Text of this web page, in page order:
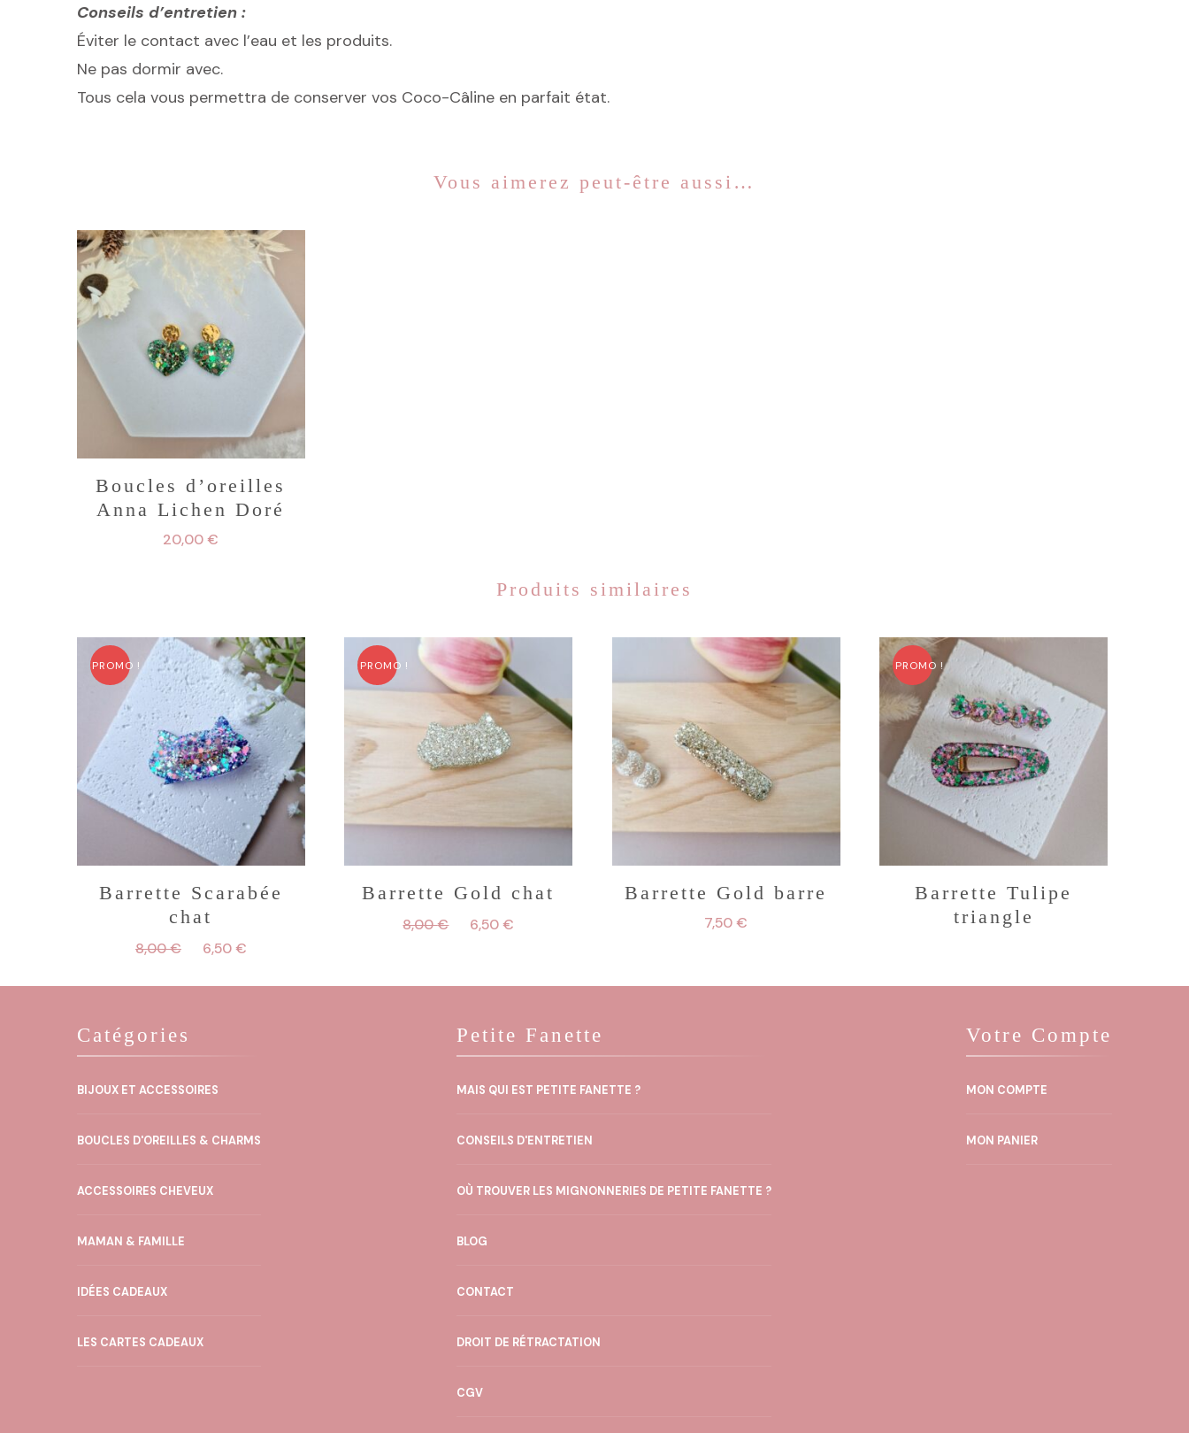
Conseils d’entretien :
Éviter le contact avec l’eau et les produits.
Ne pas dormir avec.
Tous cela vous permettra de conserver vos Coco-Câline en parfait état.
Vous aimerez peut-être aussi…
Boucles d’oreilles
Anna Lichen Doré
20,00€
Produits similaires
PROMO !
Barrette Scarabée
chat
8,00€
Le
initial
6,50€
actuel
PROMO !
Barrette Gold chat
8,00€
Le
était :
6,50€
est :
Barrette Gold barre
7,50€
PROMO !
Barrette Tulipe
triangle
Catégories
BIJOUX ET ACCESSOIRES
BOUCLES D'OREILLES & CHARMS
ACCESSOIRES CHEVEUX
MAMAN & FAMILLE
IDÉES CADEAUX
LES CARTES CADEAUX
Petite Fanette
MAIS QUI EST PETITE FANETTE ?
CONSEILS D'ENTRETIEN
OÙ TROUVER LES MIGNONNERIES DE PETITE FANETTE ?
BLOG
CONTACT
DROIT DE RÉTRACTATION
CGV
Votre Compte
MON COMPTE
MON PANIER